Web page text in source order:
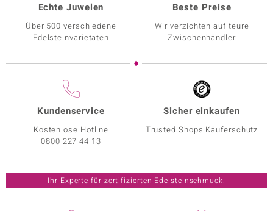
Echte Juwelen
Über 500 verschiedene
Edelsteinvarietäten
Beste Preise
Wir verzichten auf teure
Zwischenhändler
Kundenservice
Kostenlose Hotline
0800 227 44 13
Sicher einkaufen
Trusted Shops Käuferschutz
Ihr Experte für zertifizierten Edelsteinschmuck.